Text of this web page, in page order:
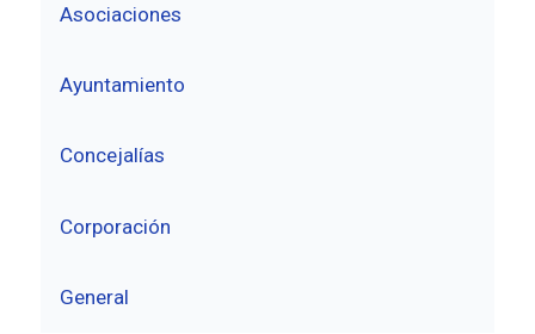
Asociaciones
Ayuntamiento
Concejalías
Corporación
General